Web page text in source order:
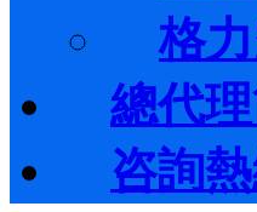
格
總代
咨詢